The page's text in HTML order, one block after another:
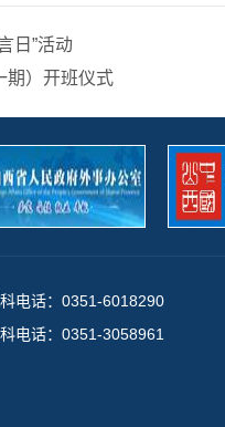
日”活动
期）开班仪式
电话：0351-6018290
电话：0351-3058961